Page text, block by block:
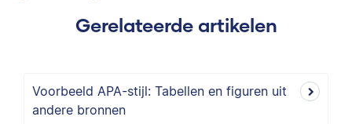
Gerelateerde artikelen
Voorbeeld APA-stijl: Tabellen en figuren uit
andere bronnen